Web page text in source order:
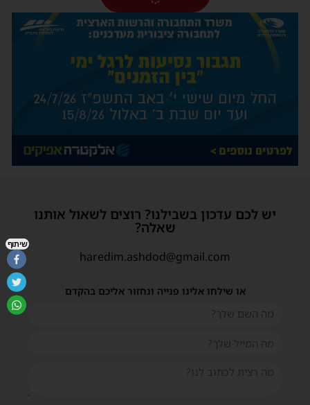
יש לכם עדכון בשבילנו? רוצים לשאול אותנו
שאלה?
haredim.ashdod@gmail.com
או שילחו אלינו פנייה ונחזור אליכם בהקדם
שיתוף